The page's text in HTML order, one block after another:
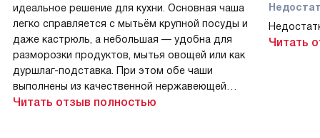
идеальное решение для кухни. Основная чаша
легко справляется с мытьём крупной посуды и
даже кастрюль, а небольшая — удобна для
разморозки продуктов, мытья овощей или как
дуршлаг-подставка. При этом обе чаши
выполнены из качественной нержавеющей
стали толщиной 0.9 мм — материал звонкий, но
Читать отзыв полностью
Читать